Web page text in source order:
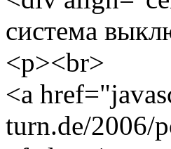
система
<p><br>
<a
turn.de/2006/